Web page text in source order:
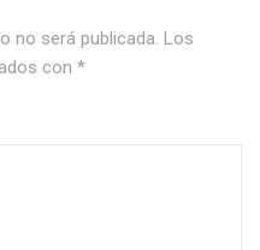
no será publicada. Los
con *